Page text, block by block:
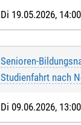
Di 19.05.2026,
Senioren-
Studienfahrt nach
Di 09.06.2026,